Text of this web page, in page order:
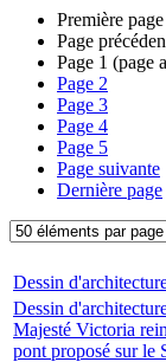
Première page
Page
Page 1 (page
Page 2
Page 3
Page 4
Page 5
Page suivante
Dernière page
Dessin
Dessin
Majesté Victoria
pont proposé sur le